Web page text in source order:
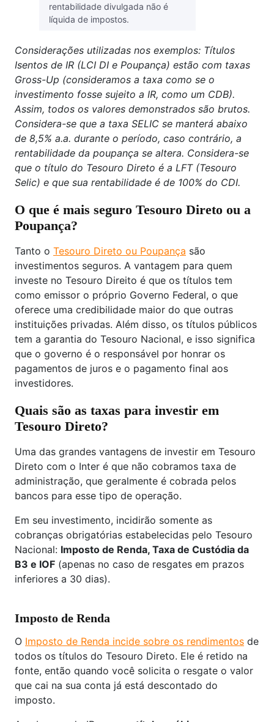
rentabilidade divulgada não é
líquida de impostos.
Considerações utilizadas nos exemplos: Títulos
Isentos de IR (LCI DI e Poupança) estão com taxas
Gross-Up (consideramos a taxa como se o
investimento fosse sujeito a IR, como um CDB).
Assim, todos os valores demonstrados são brutos.
Considera-se que a taxa SELIC se manterá abaixo
de 8,5% a.a. durante o período, caso contrário, a
rentabilidade da poupança se altera. Considera-se
que o título do Tesouro Direto é a LFT (Tesouro
Selic) e que sua rentabilidade é de 100% do CDI.
O que é mais seguro Tesouro Direto ou a
Poupança?
Tanto o Tesouro Direto ou Poupança são
investimentos seguros. A vantagem para quem
investe no Tesouro Direito é que os títulos tem
como emissor o próprio Governo Federal, o que
oferece uma credibilidade maior do que outras
instituições privadas. Além disso, os títulos públicos
tem a garantia do Tesouro Nacional, e isso significa
que o governo é o responsável por honrar os
pagamentos de juros e o pagamento final aos
investidores.
Quais são as taxas para investir em
Tesouro Direto?
Uma das grandes vantagens de investir em Tesouro
Direto com o Inter é que não cobramos taxa de
administração, que geralmente é cobrada pelos
bancos para esse tipo de operação.
Em seu investimento, incidirão somente as
cobranças obrigatórias estabelecidas pelo Tesouro
Nacional: Imposto de Renda, Taxa de Custódia da
B3 e IOF (apenas no caso de resgates em prazos
inferiores a 30 dias).
Imposto de Renda
O Imposto de Renda incide sobre os rendimentos de
todos os títulos do Tesouro Direto. Ele é retido na
fonte, então quando você solicita o resgate o valor
que cai na sua conta já está descontado do
imposto.